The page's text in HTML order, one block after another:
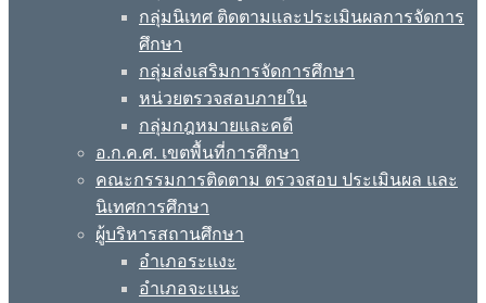
กลุ่มนิเทศ ติดตามและประเมินผลการจัดการ
ศึกษา
กลุ่มส่งเสริมการจัดการศึกษา
หน่วยตรวจสอบภายใน
กลุ่มกฎหมายและคดี
อ.ก.ค.ศ. เขตพื้นที่การศึกษา
คณะกรรมการติดตาม ตรวจสอบ ประเมินผล และ
นิเทศการศึกษา
ผู้บริหารสถานศึกษา
อำเภอระแงะ
อำเภอจะแนะ